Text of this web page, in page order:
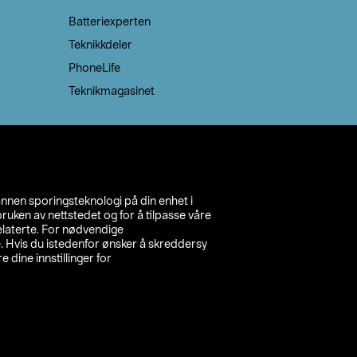
sporingsteknologi på din enhet i
av nettstedet og for å tilpasse våre
For nødvendige
Hvis du istedenfor ønsker å skreddersy
dine innstillinger for
Batteriexperten
Teknikkdeler
PhoneLife
Teknikmagasinet